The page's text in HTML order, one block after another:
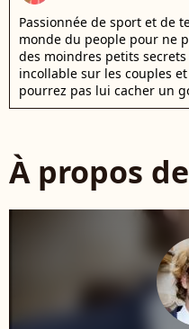
Passionnée de sport et de
monde du people pour ne
des moindres petits
incollable sur les couples
pourrez pas lui cacher un
À propos de